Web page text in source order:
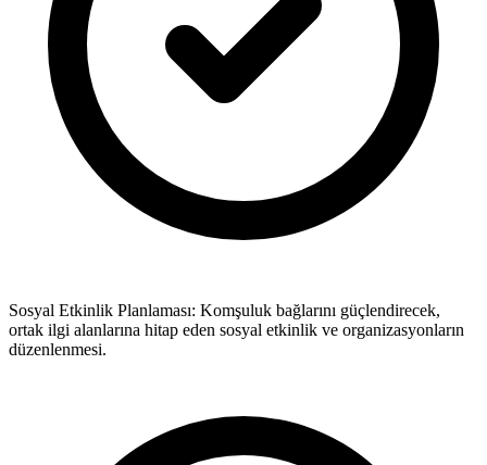
Sosyal Etkinlik Planlaması: Komşuluk bağlarını güçlendirecek,
ortak ilgi alanlarına hitap eden sosyal etkinlik ve organizasyonların
düzenlenmesi.